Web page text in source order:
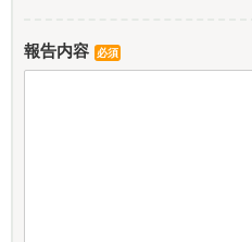
報告内容 必須